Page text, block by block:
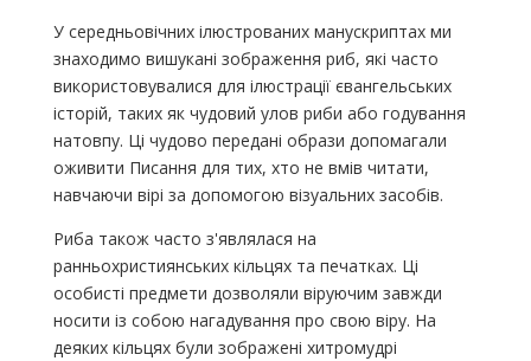
У середньовічних ілюстрованих манускриптах ми
знаходимо вишукані зображення риб, які часто
використовувалися для ілюстрації євангельських
історій, таких як чудовий улов риби або годування
натовпу. Ці чудово передані образи допомагали
оживити Писання для тих, хто не вмів читати,
навчаючи вірі за допомогою візуальних засобів.
Риба також часто з'являлася на
ранньохристиянських кільцях та печатках. Ці
особисті предмети дозволяли віруючим завжди
носити із собою нагадування про свою віру. На
деяких кільцях були зображені хитромудрі